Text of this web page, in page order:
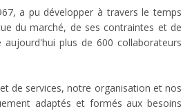
a pu développer à travers le temps
du marché, de ses contraintes et de
plus de 600 collaborateurs
de services, notre organisation et nos
adaptés et formés aux besoins